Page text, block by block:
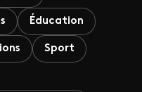
Éducation
Sport